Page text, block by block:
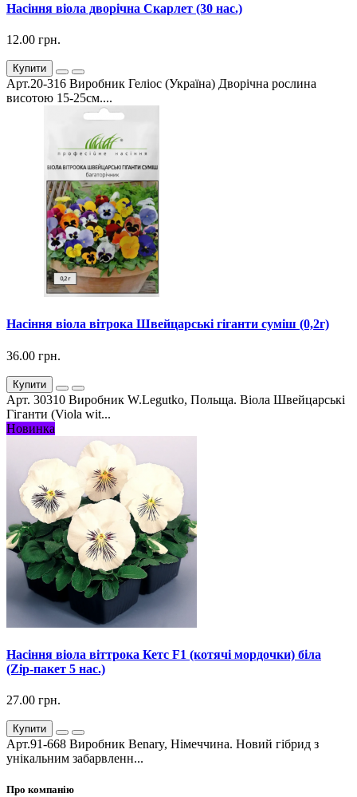
Насіння віола дворічна Скарлет (30 нас.)
12.00 грн.
Купити
Арт.20-316 Виробник Геліос (Україна) Дворічна рослина
висотою 15-25см....
Насіння віола вітрока Швейцарські гіганти суміш (0,2г)
36.00 грн.
Купити
Арт. 30310 Виробник W.Legutko, Польща. Віола Швейцарські
Гіганти (Viola wit...
Новинка
Насіння віола віттрока Кетс F1 (котячі мордочки) біла
(Zip-пакет 5 нас.)
27.00 грн.
Купити
Арт.91-668 Виробник Benary, Німеччина. Новий гібрид з
унікальним забарвленн...
Про компанію